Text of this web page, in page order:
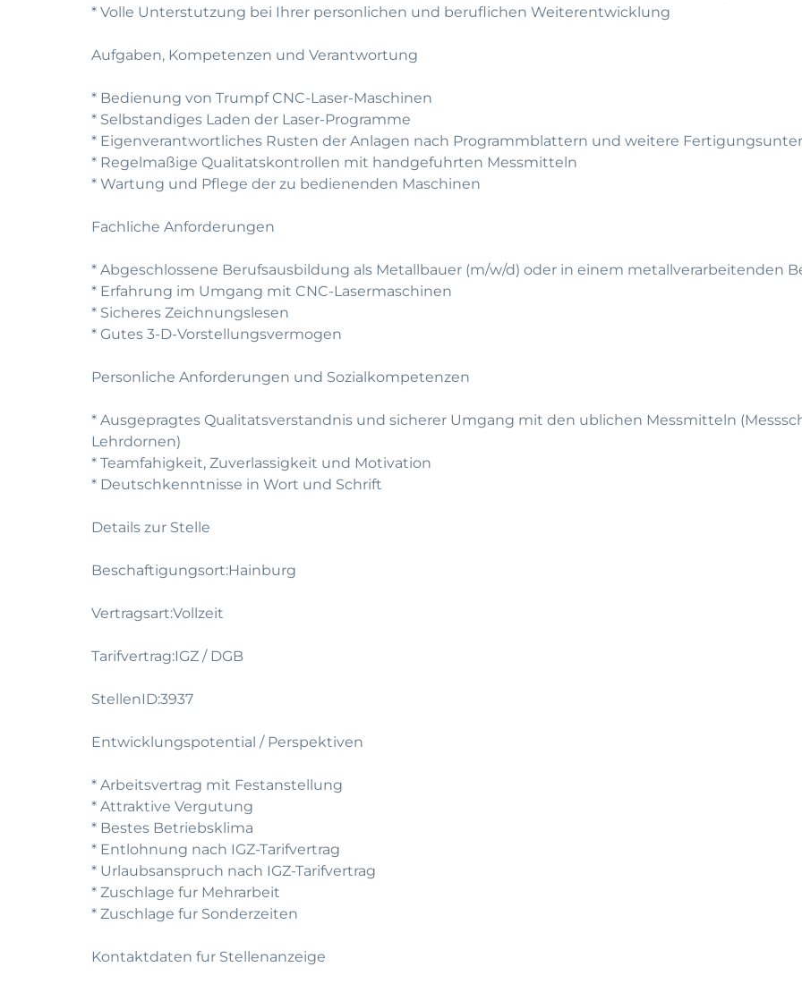
* Volle Unterstutzung bei Ihrer personlichen und beruflichen Weiterentwicklung
Aufgaben, Kompetenzen und Verantwortung
* Bedienung von Trumpf CNC-Laser-Maschinen
* Selbstandiges Laden der Laser-Programme
* Eigenverantwortliches Rusten der Anlagen nach Programmblattern und weitere
* Regelmaßige Qualitatskontrollen mit handgefuhrten Messmitteln
* Wartung und Pflege der zu bedienenden Maschinen
Fachliche Anforderungen
* Abgeschlossene Berufsausbildung als Metallbauer (m/w/d) oder in einem metallverarbeitenden
* Erfahrung im Umgang mit CNC-Lasermaschinen
* Sicheres Zeichnungslesen
* Gutes 3-D-Vorstellungsvermogen
Personliche Anforderungen und Sozialkompetenzen
* Ausgepragtes Qualitatsverstandnis und sicherer Umgang mit den ublichen Messmitteln
Lehrdornen)
* Teamfahigkeit, Zuverlassigkeit und Motivation
* Deutschkenntnisse in Wort und Schrift
Details zur Stelle
Beschaftigungsort:Hainburg
Vertragsart:Vollzeit
Tarifvertrag:IGZ / DGB
StellenID:3937
Entwicklungspotential / Perspektiven
* Arbeitsvertrag mit Festanstellung
* Attraktive Vergutung
* Bestes Betriebsklima
* Entlohnung nach IGZ-Tarifvertrag
* Urlaubsanspruch nach IGZ-Tarifvertrag
* Zuschlage fur Mehrarbeit
* Zuschlage fur Sonderzeiten
Kontaktdaten fur Stellenanzeige